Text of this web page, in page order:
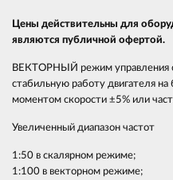
Цены действительны для
являются публичной офертой.
ВЕКТОРНЫЙ режим управления
стабильную работу двигателя
моментом скорости ±5% или
Увеличенный диапазон частот
1:50 в скалярном режиме;
1:100 в векторном режиме;